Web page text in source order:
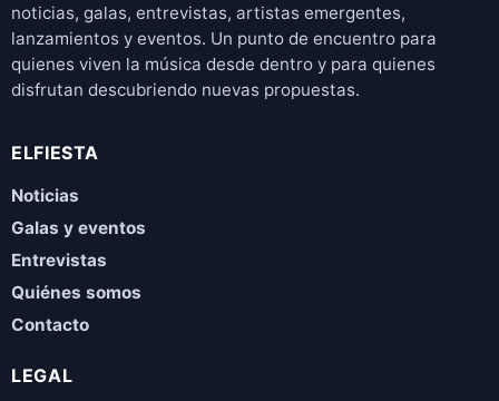
noticias, galas, entrevistas, artistas emergentes,
lanzamientos y eventos. Un punto de encuentro para
quienes viven la música desde dentro y para quienes
disfrutan descubriendo nuevas propuestas.
ELFIESTA
Noticias
Galas y eventos
Entrevistas
Quiénes somos
Contacto
LEGAL